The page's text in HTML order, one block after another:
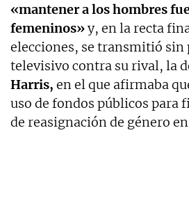
«mantener a los hombres
femeninos»y, en la recta
elecciones, se transmitió sin
televisivo contra su rival, la
Harris, en el que afirmaba
uso de fondos públicos para
de reasignación de género